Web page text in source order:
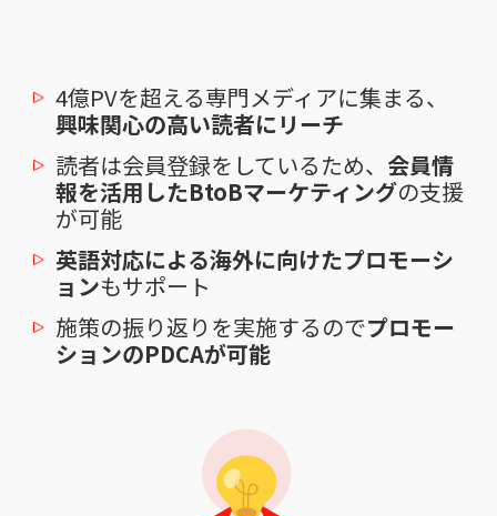
4億PVを超える専門メディアに集まる、
興味関心の高い読者にリーチ
読者は会員登録をしているため、 会員情
報を活用したBtoBマーケティングの支援
が可能
英語対応による海外に向けたプロモーシ
ョンもサポート
施策の振り返りを実施するのでプロモー
ションのPDCAが可能